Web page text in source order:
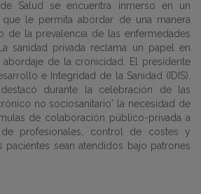
Salud se encuentra inmerso en un
le permita abordar de una manera
de la prevalencia de las enfermedades
sanidad privada reclama un papel en
abordaje de la cronicidad. El presidente
e Integridad de la Sanidad (IDIS),
durante la celebración de las
no sociosanitario' la necesidad de
de colaboración público-privada a
profesionales, control de costes y
pacientes sean atendidos bajo patrones